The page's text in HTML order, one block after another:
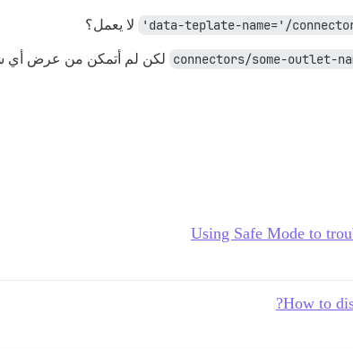
data-teplate-name='/ لا يعمل؟
لكن لم أتمكن من عرض أي
Using Safe Mode to
How to